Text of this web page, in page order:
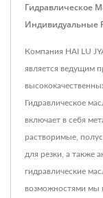
Гидравлическое
Индивидуальные
Компания HAI LU
является ведущим
Гидравлическое
включает в себя
растворимые,
для резки, а также
гидравлические
возможностями мы